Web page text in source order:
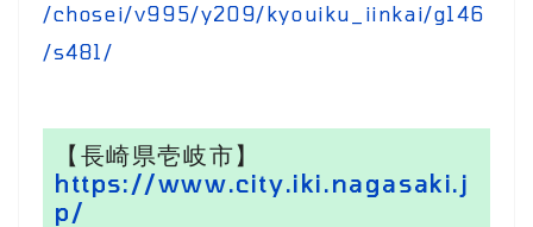
/chosei/v995/y209/kyouiku_iinkai/g146
/s481/
【長崎県壱岐市】
https://www.city.iki.nagasaki.j
p/